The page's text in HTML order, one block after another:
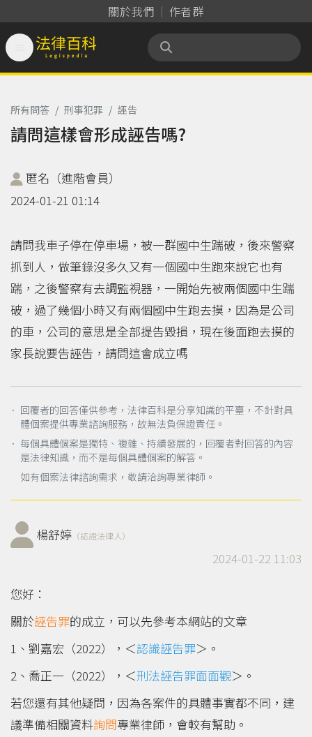
關於我們 作者群
法律百科 Legispedia
所有問答 / 刑事犯罪 / 誣告
請問這樣會形成誣告嗎?
匿名（進階會員）
2024-01-21 01:14
請問我車子停在停車場，被一群國中生踹破，後來警察
抓到人，做筆錄沒多久又有一個國中生跑來說它也有
踹，之後警察有去調監視器，一開始先被兩個國中生踹
破，過了幾個小時又有兩個國中生跑去摸，因為是公司
的車，公司的意思是全部提告毀損，現在後面跑去摸的
家長說要告誣告，請問這會成立嗎
． 回覆者的回答僅供參考，法律百科是分享知識的平臺，不針對具
體個案提供專業諮詢服務，故無法負保證責任。
． 每個具體個案是獨特、複雜、持續發展的，回覆者對回答的內容
是法律知識，而不是每個具體個案的解答。
如有個案法律諮詢需求，敬請洽詢專業律師。
楊舒婷 （認證法律人）
2024-01-22 11:03
您好：
關於誣告罪的成立，可以先參考本網站的文章
1、劉嘉宏（2022），＜認識誣告罪＞。
2、喬正一（2022），＜刑法誣告罪面面觀＞。
若您還有其他疑問，因為各案件的具體事實都不同，建
議準備相關資料詢問專業律師，會較有幫助。